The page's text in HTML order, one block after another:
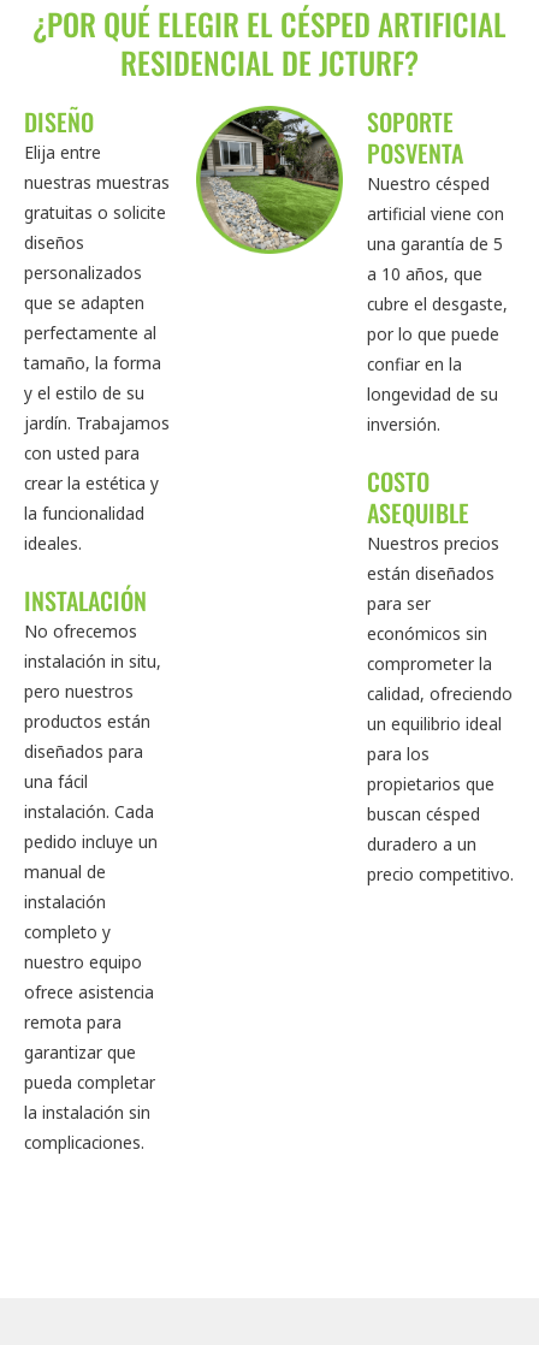
¿POR QUÉ ELEGIR EL CÉSPED ARTIFICIAL
RESIDENCIAL DE JCTURF?
DISEÑO
Elija entre
nuestras muestras
gratuitas o solicite
diseños
personalizados
que se adapten
perfectamente al
tamaño, la forma
y el estilo de su
jardín. Trabajamos
con usted para
crear la estética y
la funcionalidad
ideales.
INSTALACIÓN
No ofrecemos
instalación in situ,
pero nuestros
productos están
diseñados para
una fácil
instalación. Cada
pedido incluye un
manual de
instalación
completo y
nuestro equipo
ofrece asistencia
remota para
garantizar que
pueda completar
la instalación sin
complicaciones.
SOPORTE
POSVENTA
Nuestro césped
artificial viene con
una garantía de 5
a 10 años, que
cubre el desgaste,
por lo que puede
confiar en la
longevidad de su
inversión.
COSTO
ASEQUIBLE
Nuestros precios
están diseñados
para ser
económicos sin
comprometer la
calidad, ofreciendo
un equilibrio ideal
para los
propietarios que
buscan césped
duradero a un
precio competitivo.